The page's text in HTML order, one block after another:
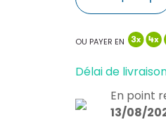
OU PAYER EN
Délai de
En point
13/08/